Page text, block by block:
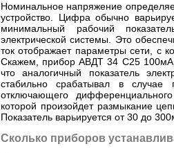
Номинальное напряжение
устройство. Цифра обычно
минимальный рабочий
электрической системы. Это
ток отображает параметры сети, с
Скажем, прибор АВДТ 34 C25 100мА
что аналогичный показатель
стабильно срабатывал в случае
отключающего
которой произойдет размыкание
Показатель варьируется от 30 до
Сколько приборов